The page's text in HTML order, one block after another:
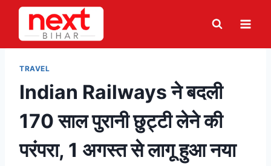
Skip
content
TRAVEL
Indian Railways ने बदली
170 साल पुरानी छुट्टी लेने की
परंपरा, 1 अगस्त से लागू हुआ नया